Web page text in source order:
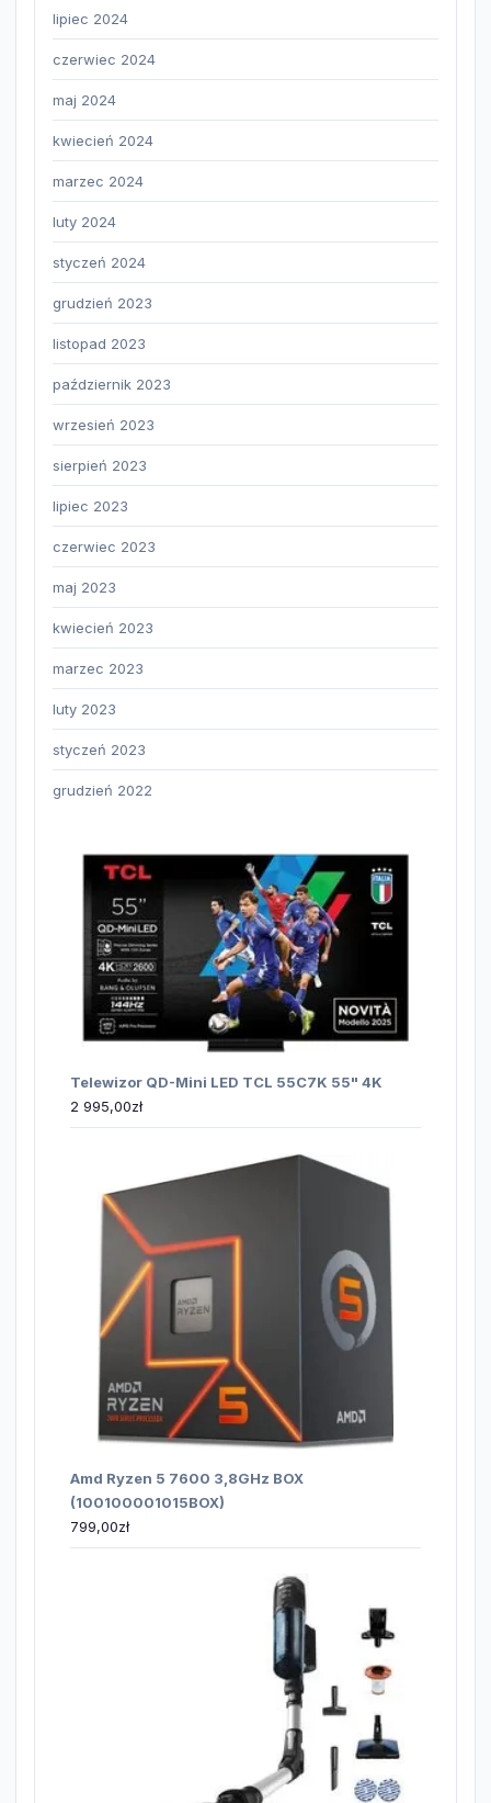
lipiec 2024
czerwiec 2024
maj 2024
kwiecień 2024
marzec 2024
luty 2024
styczeń 2024
grudzień 2023
listopad 2023
październik 2023
wrzesień 2023
sierpień 2023
lipiec 2023
czerwiec 2023
maj 2023
kwiecień 2023
marzec 2023
luty 2023
styczeń 2023
grudzień 2022
Telewizor QD-Mini LED TCL 55C7K 55" 4K
2 995,00zł
Amd Ryzen 5 7600 3,8GHz BOX
(100100001015BOX)
799,00zł